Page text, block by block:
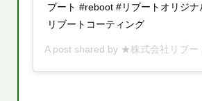
ブート #reboot #リブートオリジ
リブートコーティング
A post shared by ★株式会社リブ